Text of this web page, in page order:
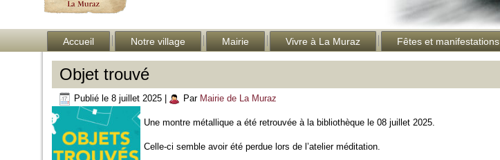
Accueil Notre village Mairie Vivre à La Muraz Fêtes et manifestations
Objet trouvé
Publié le 8 juillet 2025 Par Mairie de La Muraz
Une montre métallique a été retrouvée à la bibliothèque le 08 juillet 2025.
Celle-ci semble avoir été perdue lors de l’atelier méditation.